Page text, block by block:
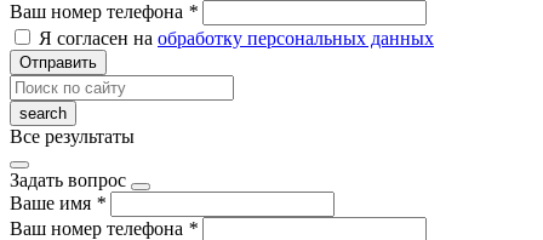
Ваш номер телефона *
Я согласен на обработку персональных данных
Отправить
Все результаты
Задать вопрос
Ваше имя *
Ваш номер телефона *